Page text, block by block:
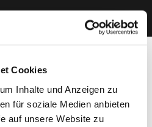
Cookies
Inhalte und Anzeigen zu
für soziale Medien anbieten
auf unsere Website zu